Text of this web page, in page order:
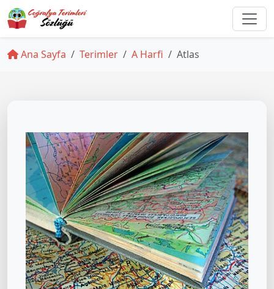
Ana Sayfa Terimler A Harfi Atlas